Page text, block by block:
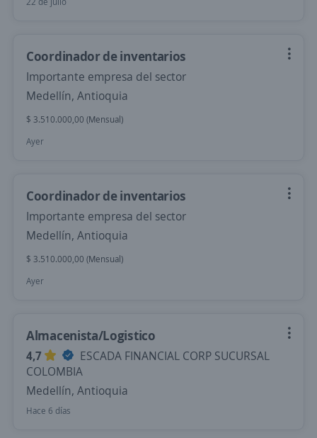
Coordinador de inventarios
Importante empresa del sector
Medellín, Antioquia
$ 3.510.000,00 (Mensual)
Ayer
Coordinador de inventarios
Importante empresa del sector
Medellín, Antioquia
$ 3.510.000,00 (Mensual)
Ayer
Almacenista/Logistico
4,7
ESCADA FINANCIAL CORP SUCURSAL
COLOMBIA
Medellín, Antioquia
Hace 6 días